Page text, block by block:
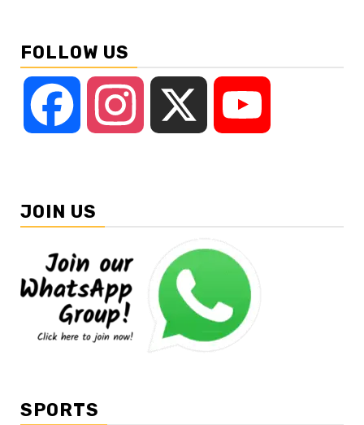
FOLLOW US
Facebook Instagram
JOIN US
SPORTS